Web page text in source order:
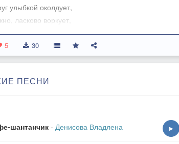
улыбкой околдует,
ласково воркует,
невзначай,
вдруг скажет мне "Прощай",
ревности иголки,
взрывчатки,
5 30
ПЕСНИ
шантанчик - Денисова Владлена ▶